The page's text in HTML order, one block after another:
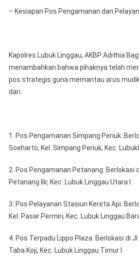
– Kesiapan Pos Pengamanan dan
Kapolres Lubuk Linggau, AKBP Adithia
menambahkan bahwa pihaknya telah
pos strategis guna memantau arus
dari:
1. Pos Pengamanan Simpang Periuk:
Soeharto, Kel. Simpang Periuk, Kec.
2. Pos Pengamanan Petanang: Berlokasi di
Petanang Ilir, Kec. Lubuk Linggau Utara I.
3. Pos Pelayanan Stasiun Kereta Api:
Kel. Pasar Permiri, Kec. Lubuk Linggau
4. Pos Terpadu Lippo Plaza: Berlokasi di Jl.
Taba Koji, Kec. Lubuk Linggau Timur I.